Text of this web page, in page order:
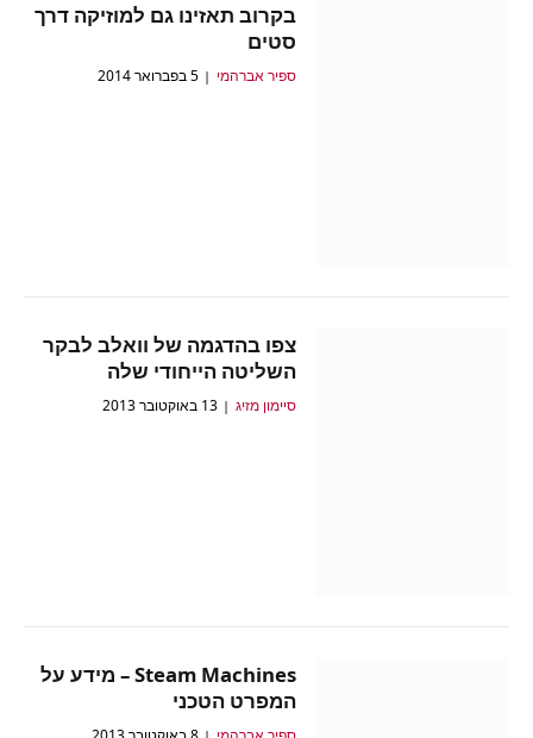
בקרוב תאזינו גם למוזיקה דרך
סטים
ספיר אברהמי 5 בפברואר 2014
צפו בהדגמה של וואלב לבקר
השליטה הייחודי שלה
סיימון מזיג 13 באוקטובר 2013
Steam Machines – מידע על
המפרט הטכני